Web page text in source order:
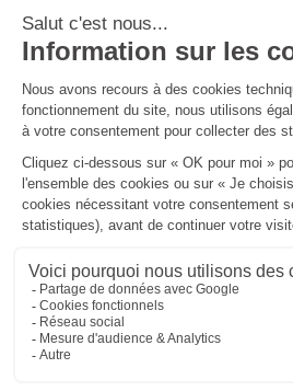
<< < ...
>>
Mentions légalesPolitique de
Plan du site
MBA ET
235 Rue Helene Boucher, 34170
Bureau secondaire à